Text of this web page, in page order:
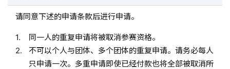
请同意下述的申请条款后进行申请。
同一人的重复申请将被取消参赛资格。
不可以个人与团体、多个团体的重复申请。请务必每人
只申请一次。多重申请即使已经付款也将全部被取消所